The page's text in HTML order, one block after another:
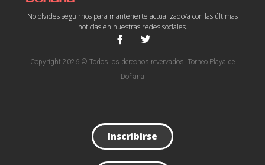
No olvides seguirnos para mantenerte actualizado/a con las últimas
noticias en nuestras redes sociales.
Copyright 2026 © Todos los derechos revervados. Torneo Playa de
Doñana
Inscribirse